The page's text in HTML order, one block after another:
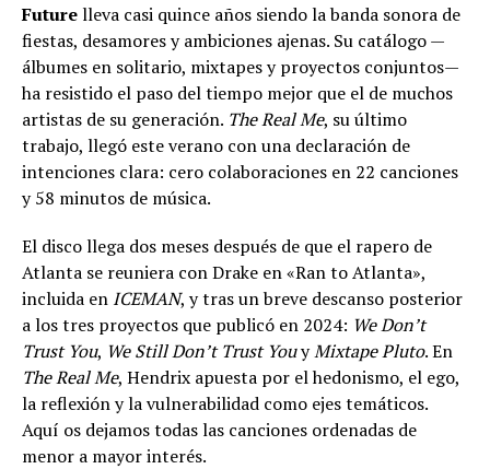
Futurelleva casi quince años siendo la banda sonora de
fiestas, desamores y ambiciones ajenas. Su catálogo —
álbumes en solitario, mixtapes y proyectos conjuntos—
ha resistido el paso del tiempo mejor que el de muchos
artistas de su generación. The Real Me, su último
trabajo, llegó este verano con una declaración de
intenciones clara: cero colaboraciones en 22 canciones
y 58 minutos de música.
El disco llega dos meses después de que el rapero de
Atlanta se reuniera con Drake en «Ran to Atlanta»,
incluida en ICEMAN, y tras un breve descanso posterior
a los tres proyectos que publicó en 2024: We Don’t
Trust You, We Still Don’t Trust YouyMixtape Pluto. En
The Real Me, Hendrix apuesta por el hedonismo, el ego,
la reflexión y la vulnerabilidad como ejes temáticos.
Aquí os dejamos todas las canciones ordenadas de
menor a mayor interés.